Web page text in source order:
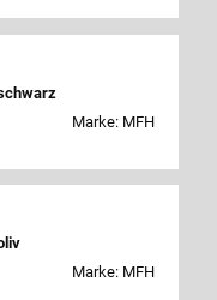
Marke: MFH
Marke: MFH